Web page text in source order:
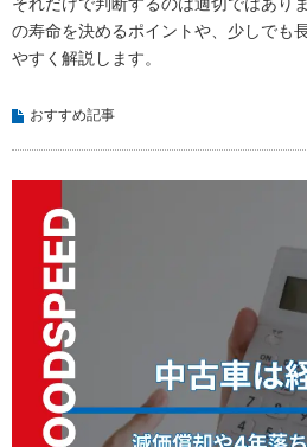
の寿命を決めるポイントや、少しでも
やすく解説します。
おすすめ記事